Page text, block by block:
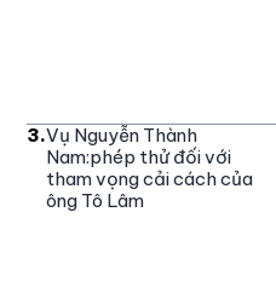
3.Vụ Nguyễn Thành
Nam:phép thử đối với
tham vọng cải cách của
ông Tô Lâm